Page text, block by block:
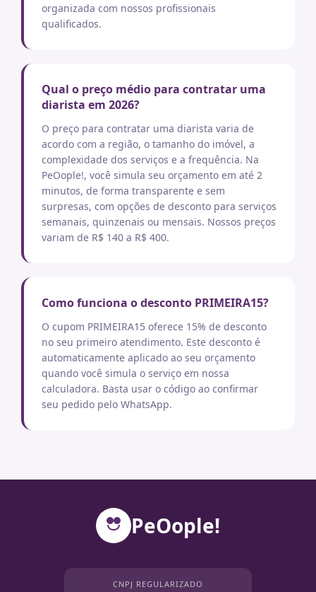
organizada com nossos profissionais
qualificados.
Qual o preço médio para contratar uma
diarista em 2026?
O preço para contratar uma diarista varia de
acordo com a região, o tamanho do imóvel, a
complexidade dos serviços e a frequência. Na
PeOople!, você simula seu orçamento em até 2
minutos, de forma transparente e sem
surpresas, com opções de desconto para serviços
semanais, quinzenais ou mensais. Nossos preços
variam de R$ 140 a R$ 400.
Como funciona o desconto PRIMEIRA15?
O cupom PRIMEIRA15 oferece 15% de desconto
no seu primeiro atendimento. Este desconto é
automaticamente aplicado ao seu orçamento
quando você simula o serviço em nossa
calculadora. Basta usar o código ao confirmar
seu pedido pelo WhatsApp.
PeOople!
CNPJ REGULARIZADO